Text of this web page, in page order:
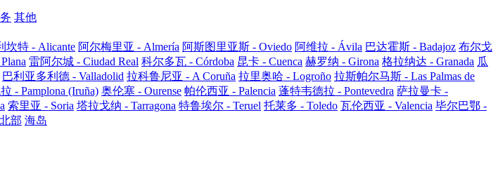
其他
坎特 - Alicante 阿尔梅里亚 - Almería 阿斯图里亚斯 - Oviedo 阿维拉 - Ávila 巴达霍斯 - Badajoz 布尔戈
雷阿尔城 - Ciudad Real 科尔多瓦 - Córdoba 昆卡 - Cuenca 赫罗纳 - Girona 格拉纳达 - Granada 瓜
巴利亚多利德 - Valladolid 拉科鲁尼亚 - A Coruña 拉里奥哈 - Logroño 拉斯帕尔马斯 - Las Palmas de
- Pamplona (Iruña) 奥伦塞 - Ourense 帕伦西亚 - Palencia 蓬特韦德拉 - Pontevedra 萨拉曼卡 -
索里亚 - Soria 塔拉戈纳 - Tarragona 特鲁埃尔 - Teruel 托莱多 - Toledo 瓦伦西亚 - Valencia 毕尔巴鄂 -
北部 海岛